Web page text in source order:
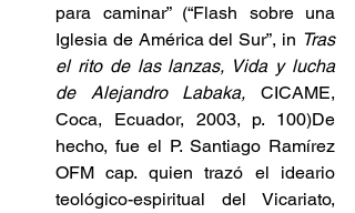
para caminar” (“Flash sobre una
Iglesia de América del Sur”, in Tras
el rito de las lanzas, Vida y lucha
de Alejandro Labaka, CICAME,
Coca, Ecuador, 2003, p. 100)De
hecho, fue el P. Santiago Ramírez
OFM cap. quien trazó el ideario
teológico-espiritual del Vicariato,